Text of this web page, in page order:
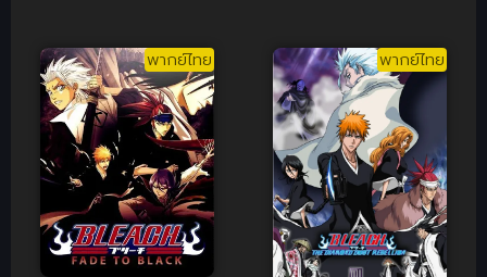
Atlantic ซับ
ไทย
โลกันตร์
พากย์ไทย
พากย์ไทย พากย์ไทย